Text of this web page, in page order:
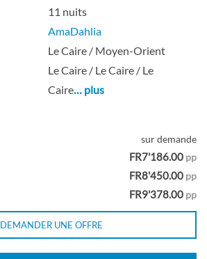
11 nuits
AmaDahlia
Le Caire / Moyen-Orient
Le Caire / Le Caire / Le
Caire… plus
sur demande
FR7'186.00 pp
FR8'450.00 pp
FR9'378.00 pp
DEMANDER UNE OFFRE